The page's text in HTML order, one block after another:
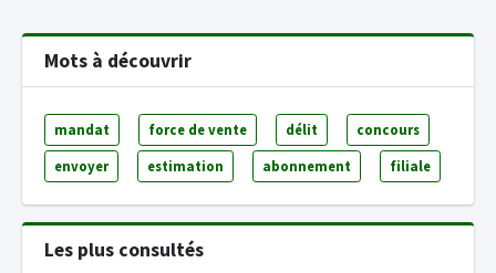
Mots à découvrir
mandat force de vente délit concours
envoyer estimation abonnement filiale
Les plus consultés